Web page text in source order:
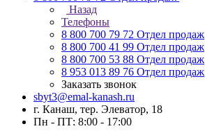
Назад
Телефоны
8 800 700 79 72 Отдел продаж
8 800 700 41 99 Отдел продаж
8 800 700 53 88 Отдел продаж
8 953 013 89 76 Отдел продаж
Заказать звонок
sbyt3@emal-kanash.ru
г. Канаш, тер. Элеватор, 18
Пн - ПТ: 8:00 - 17:00